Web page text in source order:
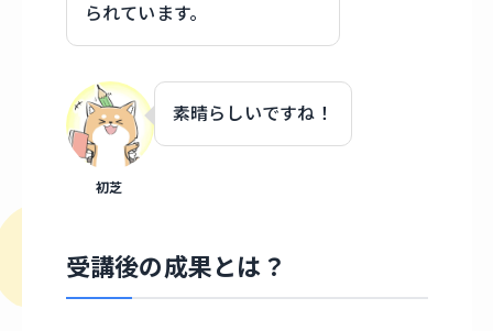
られています。
初芝
素晴らしいですね！
受講後の成果とは？